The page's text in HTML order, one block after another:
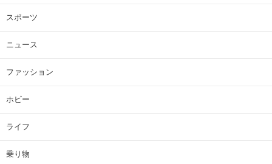
スポーツ
ニュース
ファッション
ホビー
ライフ
乗り物